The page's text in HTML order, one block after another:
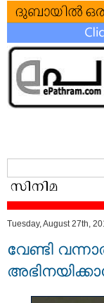
Tuesday, August 27th,
വേണ്ടി